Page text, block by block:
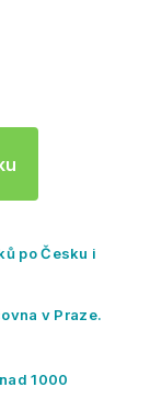
po Česku i
v Praze.
1000